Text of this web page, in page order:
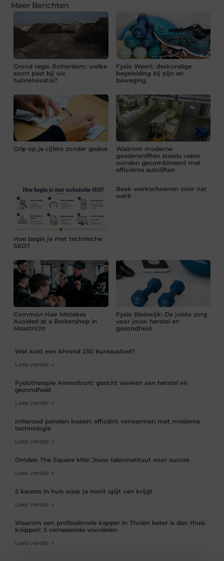
Meer Berichten
Grond regio Rotterdam: welke
soort past bij uw
tuinrenovatie?
Fysio Weert: deskundige
begeleiding bij pijn en
beweging
Grip op je cijfers zonder gedoe
Waarom moderne
goederenliften steeds vaker
worden gecombineerd met
efficiënte autoliften
Hoe begin je met technische
SEO?
Baak werkschoenen voor nat
werk
Common Hair Mistakes
Avoided at a Barbershop in
Maastricht
Fysio Bleiswijk: De juiste zorg
voor jouw herstel en
gezondheid
Wat kost een Ahrend 230 bureaustoel?
Lees verder »
Fysiotherapie Amersfoort: gericht werken aan herstel en
gezondheid
Lees verder »
Infrarood panelen kopen: efficiënt verwarmen met moderne
technologie
Lees verder »
Ontdek The Square Mile: Jouw taleninstituut voor succes
Lees verder »
5 keuzes in huis waar je nooit spijt van krijgt
Lees verder »
Waarom een professionele kapper in Tholen beter is dan thuis
knippen: 5 verrassende voordelen
Lees verder »